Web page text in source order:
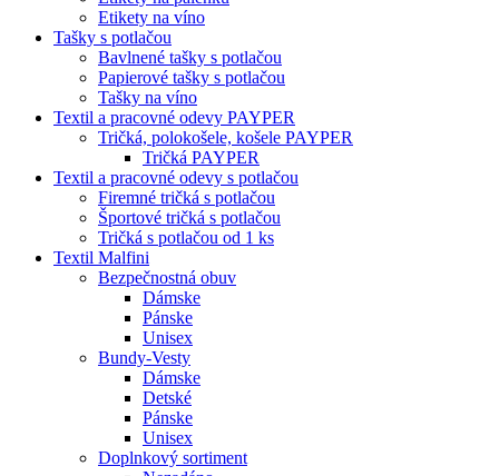
Etikety na víno
Tašky s potlačou
Bavlnené tašky s potlačou
Papierové tašky s potlačou
Tašky na víno
Textil a pracovné odevy PAYPER
Tričká, polokošele, košele PAYPER
Tričká PAYPER
Textil a pracovné odevy s potlačou
Firemné tričká s potlačou
Športové tričká s potlačou
Tričká s potlačou od 1 ks
Textil Malfini
Bezpečnostná obuv
Dámske
Pánske
Unisex
Bundy-Vesty
Dámske
Detské
Pánske
Unisex
Doplnkový sortiment